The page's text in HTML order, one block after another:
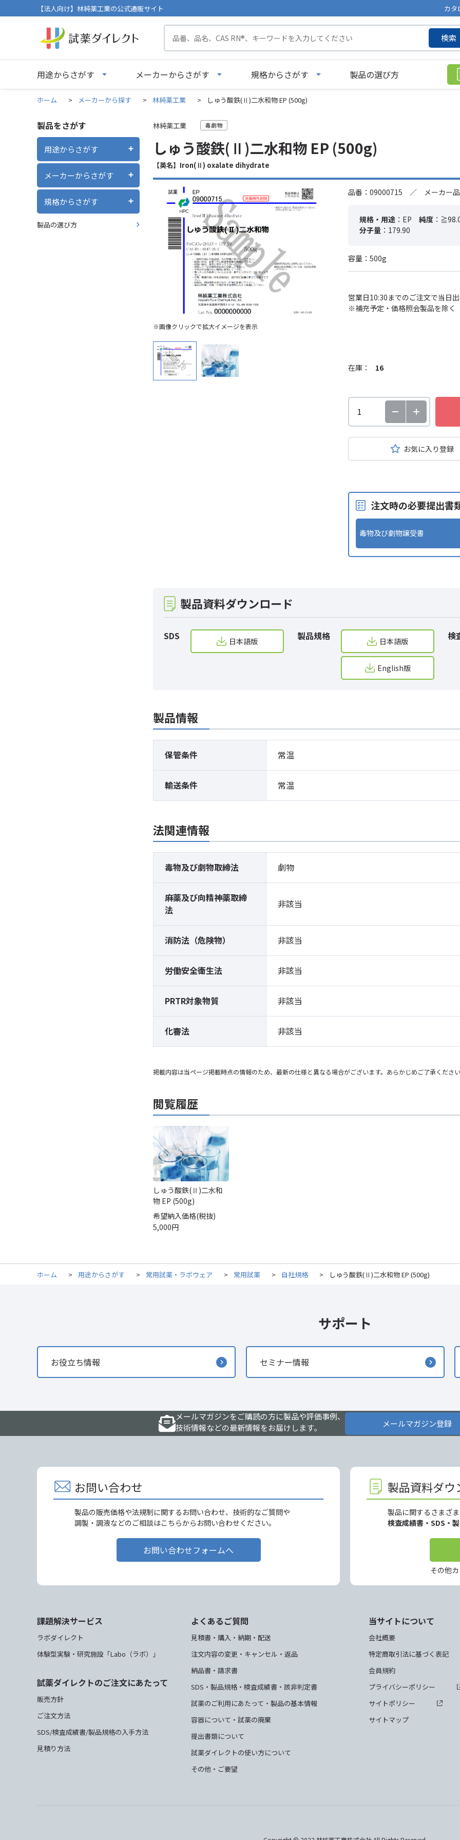
【法人向け】林純薬工業の公式通販サイト カタ
検索
用途からさがす メーカーからさがす 規格からさがす 製品の選び方
ホーム > メーカーから探す > 林純薬工業 > しゅう酸鉄(Ⅱ)二水和物 EP (500g)
製品をさがす
用途からさがす
メーカーからさがす
規格からさがす
製品の選び方
林純薬工業
しゅう酸鉄(Ⅱ)二水和物 EP (500g)
【英名】Iron(Ⅱ) oxalate dihydrate
※画像クリックで拡大イメージを表示
品番：09000715 ／ メーカー
規格・用途 ：EP 純度 ：
分子量 ：179.90
容量：500g
営業日10:30までのご注文で当日
※補充予定・価格照会製品を除く
在庫： 16
お気に入り登録
注文時の必要提出書
毒物及び劇物譲受書
製品資料ダウンロード
SDS 日本語版 製品規格 日本語版
English版
検
製品情報
保管条件 常温
輸送条件 常温
法関連情報
毒物及び劇物取締法 劇物
麻薬及び向精神薬取締
法
非該当
消防法（危険物） 非該当
労働安全衛生法 非該当
PRTR対象物質 非該当
化審法 非該当
掲載内容は当ページ掲載時点の情報のため、最新の仕様と異なる場合がございます。あらかじめご了承くださ
閲覧履歴
しゅう酸鉄(Ⅱ)二水和
物 EP (500g)
希望納入価格(税抜)
5,000円
ホーム > 用途からさがす > 常用試薬・ラボウェア > 常用試薬 > 自社規格 > しゅう酸鉄(Ⅱ)二水和物 EP (500g)
サポート
お役立ち情報 セミナー情報
メールマガジンをご購読の方に製品や評価事例、
技術情報などの最新情報をお届けします。
メールマガジン登録
お問い合わせ
製品の販売価格や法規制に関するお問い合わせ、技術的なご質問や
調製・調液などのご相談はこちらからお問い合わせください。
お問い合わせフォームへ
製品資料ダウ
製品に関するさまざ
検査成績書・SDS・
その他
課題解決サービス
ラボダイレクト
体験型実験・研究施設「Labo（ラボ）」
試薬ダイレクトのご注文にあたって
販売方針
ご注文方法
SDS/検査成績書/製品規格の入手方法
見積り方法
よくあるご質問
見積書・購入・納期・配送
注文内容の変更・キャンセル・返品
納品書・請求書
SDS・製品規格・検査成績書・該非判定書
試薬のご利用にあたって・製品の基本情報
容器について・試薬の廃棄
提出書類について
試薬ダイレクトの使い方について
その他・ご要望
当サイトについて
会社概要
特定商取引法に基づく表記
会員規約
プライバシーポリシー
サイトポリシー
サイトマップ